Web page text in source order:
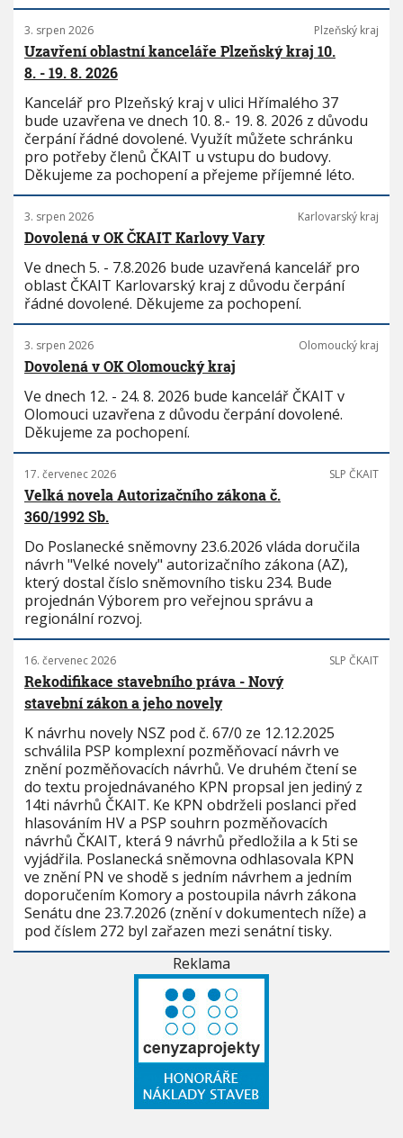
3. srpen 2026 Plzeňský kraj
Uzavření oblastní kanceláře Plzeňský kraj 10.
8. - 19. 8. 2026
Kancelář pro Plzeňský kraj v ulici Hřímalého 37
bude uzavřena ve dnech 10. 8.- 19. 8. 2026 z důvodu
čerpání řádné dovolené. Využít můžete schránku
pro potřeby členů ČKAIT u vstupu do budovy.
Děkujeme za pochopení a přejeme příjemné léto.
3. srpen 2026 Karlovarský kraj
Dovolená v OK ČKAIT Karlovy Vary
Ve dnech 5. - 7.8.2026 bude uzavřená kancelář pro
oblast ČKAIT Karlovarský kraj z důvodu čerpání
řádné dovolené. Děkujeme za pochopení.
3. srpen 2026 Olomoucký kraj
Dovolená v OK Olomoucký kraj
Ve dnech 12. - 24. 8. 2026 bude kancelář ČKAIT v
Olomouci uzavřena z důvodu čerpání dovolené.
Děkujeme za pochopení.
17. červenec 2026 SLP ČKAIT
Velká novela Autorizačního zákona č.
360/1992 Sb.
Do Poslanecké sněmovny 23.6.2026 vláda doručila
návrh "Velké novely" autorizačního zákona (AZ),
který dostal číslo sněmovního tisku 234. Bude
projednán Výborem pro veřejnou správu a
regionální rozvoj.
16. červenec 2026 SLP ČKAIT
Rekodifikace stavebního práva - Nový
stavební zákon a jeho novely
K návrhu novely NSZ pod č. 67/0 ze 12.12.2025
schválila PSP komplexní pozměňovací návrh ve
znění pozměňovacích návrhů. Ve druhém čtení se
do textu projednávaného KPN propsal jen jediný z
14ti návrhů ČKAIT. Ke KPN obdrželi poslanci před
hlasováním HV a PSP souhrn pozměňovacích
návrhů ČKAIT, která 9 návrhů předložila a k 5ti se
vyjádřila. Poslanecká sněmovna odhlasovala KPN
ve znění PN ve shodě s jedním návrhem a jedním
doporučením Komory a postoupila návrh zákona
Senátu dne 23.7.2026 (znění v dokumentech níže) a
pod číslem 272 byl zařazen mezi senátní tisky.
Reklama